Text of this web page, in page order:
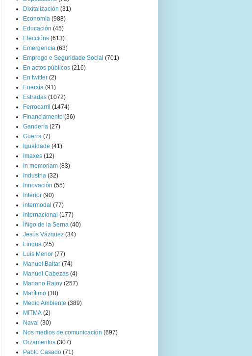
Dixitalización (31)
Economía (988)
Educación (45)
Eleccións (613)
Emergencia (63)
Emprego e Seguridade Social (701)
En actos públicos (216)
En twitter (2)
Enerxía (91)
Estradas (1072)
Ferrocarril (1474)
Financiamento (36)
Gandería (27)
Guerra (7)
Igualdade (41)
Imaxes (12)
In memoriam (83)
Industria (32)
Innovación (55)
Interior (90)
intermodal (77)
Internacional (177)
Íñigo de la Serna (40)
Jesús Vázquez (34)
Lingua (25)
Luis Menor (77)
Manuel Baltar (74)
Manuel Cabezas (4)
Mariano Rajoy (257)
Marítimo (18)
Medio Ambiente (389)
MITMA (2)
Naval (30)
Nos medios de comunicación (697)
Orzamentos (307)
Pablo Casado (71)